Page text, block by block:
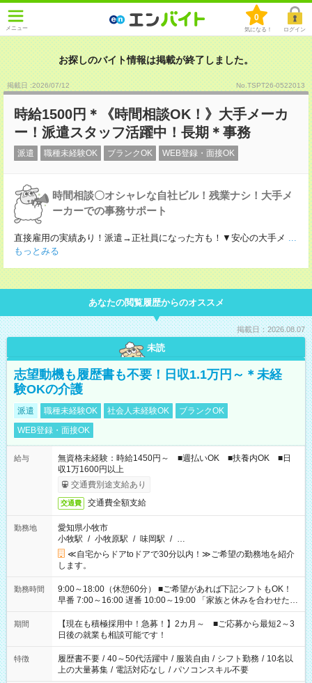
メニュー
0
気になる！ ログイン
お探しのバイト情報は掲載が終了しました。
掲載日 :2026/07/12 No.TSPT26-0522013
時給1500円＊《時間相談OK！》大手メーカ
ー！派遣スタッフ活躍中！長期＊事務
派遣 職種未経験OK ブランクOK WEB登録・面接OK
時間相談〇オシャレな自社ビル！残業ナシ！大手メ
ーカーでの事務サポート
直接雇用の実績あり！派遣→正社員になった方も！▼安心の大手メ ...
もっとみる
あなたの閲覧履歴からのオススメ
掲載日：2026.08.07
未読
志望動機も履歴書も不要！日収1.1万円～＊未経
験OKの介護
派遣 職種未経験OK 社会人未経験OK
ブランクOK
WEB登録・面接OK
給与
無資格未経験：時給1450円～ ■週払いOK ■扶養内OK ■日
収1万1600円以上
交通費別途支給あり
交通費 交通費全額支給
勤務地
愛知県小牧市
小牧駅 / 小牧原駅 / 味岡駅 / …
≪自宅からドアtoドアで30分以内！≫ご希望の勤務地を紹介
します。
勤務時間
9:00～18:00（休憩60分） ■ご希望があれば下記シフトもOK！
早番 7:00～16:00 遅番 10:00～19:00 「家族と休みを合わせた
い」 「余裕を持って夕飯の準備がしたい」 「できれば残業はし
たくない」 など、ご希望を教えてくださいね。 ※Wワーク希望
の方へ 今ご覧のお仕事で希望する勤務時間と、もう1つのお仕事
の勤務時間。 合計で週40時間を超える場合は応募できません。
期間
【現在も積極採用中！急募！】2カ月～ ■ご応募から最短2～3
日後の就業も相談可能です！
特徴 履歴書不要 / 40～50代活躍中 / 服装自由 / シフト勤務 / 10名以
上の大量募集 / 電話対応なし / パソコンスキル不要